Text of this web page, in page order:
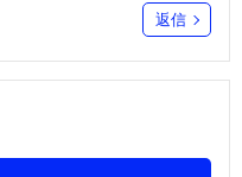
返信